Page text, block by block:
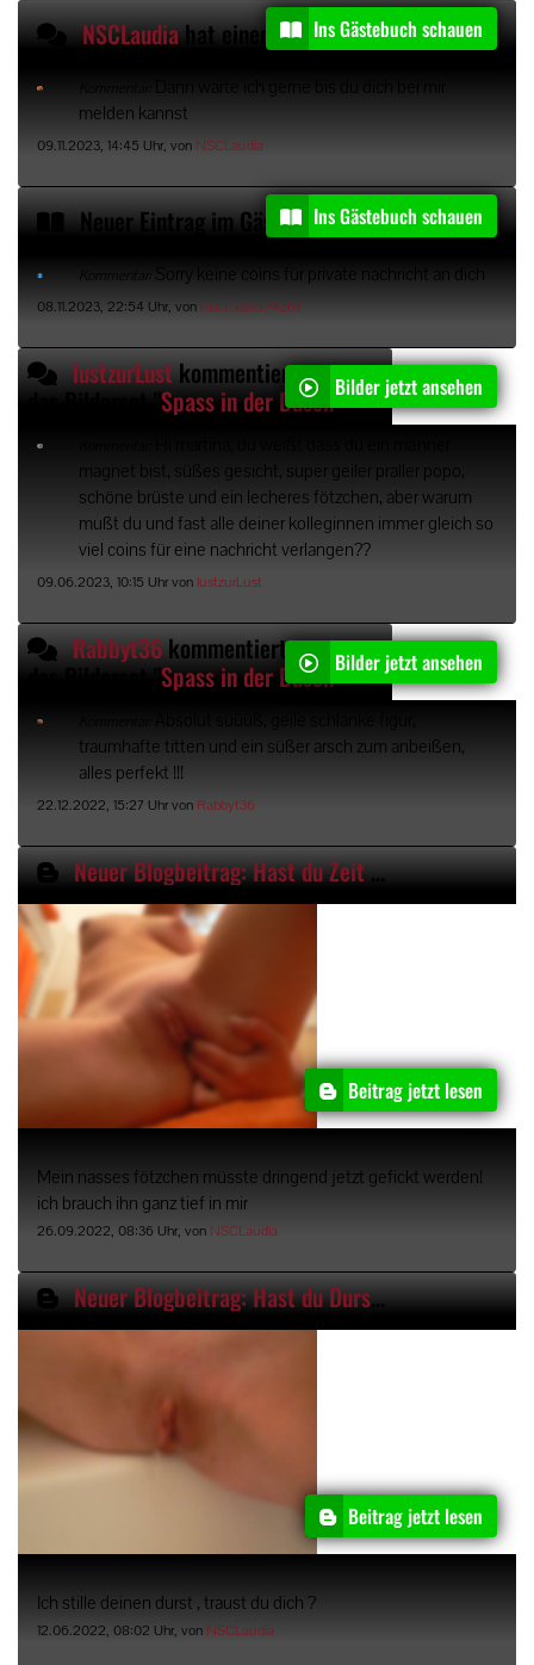
NSCLaudiahat einen Gästebucheintrag kommentiertIns Gästebuch schauen
melden kannst
09.11.2023, 14:45 Uhr, von NSCLaudia
Neuer Eintrag im Gästebuch vonIns Gästebuch schauen
Kommentar: Sorry keine coins für private nachricht an dich
08.11.2023, 22:54 Uhr, vonmatthias1974267
lustzurLustkommentiert
Spass in der Dusche "
Bilder jetzt ansehen
magnet bist, süßes gesicht, super geiler praller popo,
schöne brüste und ein lecheres fötzchen, aber warum
mußt du und fast alle deiner kolleginnen immer gleich so
viel coins für eine nachricht verlangen??
09.06.2023, 10:15 Uhr von lustzurLust
Rabbyt36kommentiert
Spass in der Dusche "
Bilder jetzt ansehen
traumhafte titten und ein süßer arsch zum anbeißen,
alles perfekt !!!
22.12.2022, 15:27 Uhr von Rabbyt36
Neuer Blogbeitrag: Hast du Zeit und Lust?
Beitrag jetzt lesen
Mein nasses fötzchen müsste dringend jetzt gefickt werden!
ich brauch ihn ganz tief in mir
26.09.2022, 08:36 Uhr, von NSCLaudia
Neuer Blogbeitrag: Hast du Durst?
Beitrag jetzt lesen
Ich stille deinen durst , traust du dich ?
12.06.2022, 08:02 Uhr, von NSCLaudia